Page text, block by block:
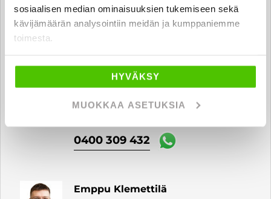
sosiaalisen median ominaisuuksien tukemiseen sekä
kävijämäärän analysointiin meidän ja kumppaniemme
toimesta.
HYVÄKSY
MUOKKAA ASETUKSIA
040 711 9890
Jarmo Lieste
Automyyjä FI
jarmo.lieste @rintajouppi.fi
0400 309 432
Emppu Klemettilä